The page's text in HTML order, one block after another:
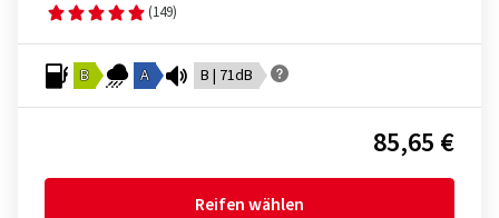
(149)
B A B | 71dB
85,65 €
Reifen wählen